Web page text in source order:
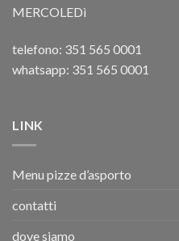
MERCOLEDì
telefono: 351 565 0001
whatsapp: 351 565 0001
LINK
Menu pizze d’asporto
contatti
dove siamo